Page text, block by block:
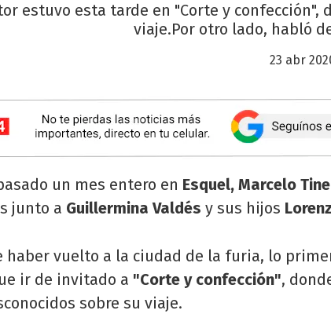
estuvo esta tarde en "Corte y
viaje.Por otro lado, habló
23 abr
un mes entero en Esquel, Marcelo
junto a Guillermina Valdés y sus hijos
haber vuelto a la ciudad de la furia, lo
ir de invitado a "Corte y confección",
sobre su viaje.